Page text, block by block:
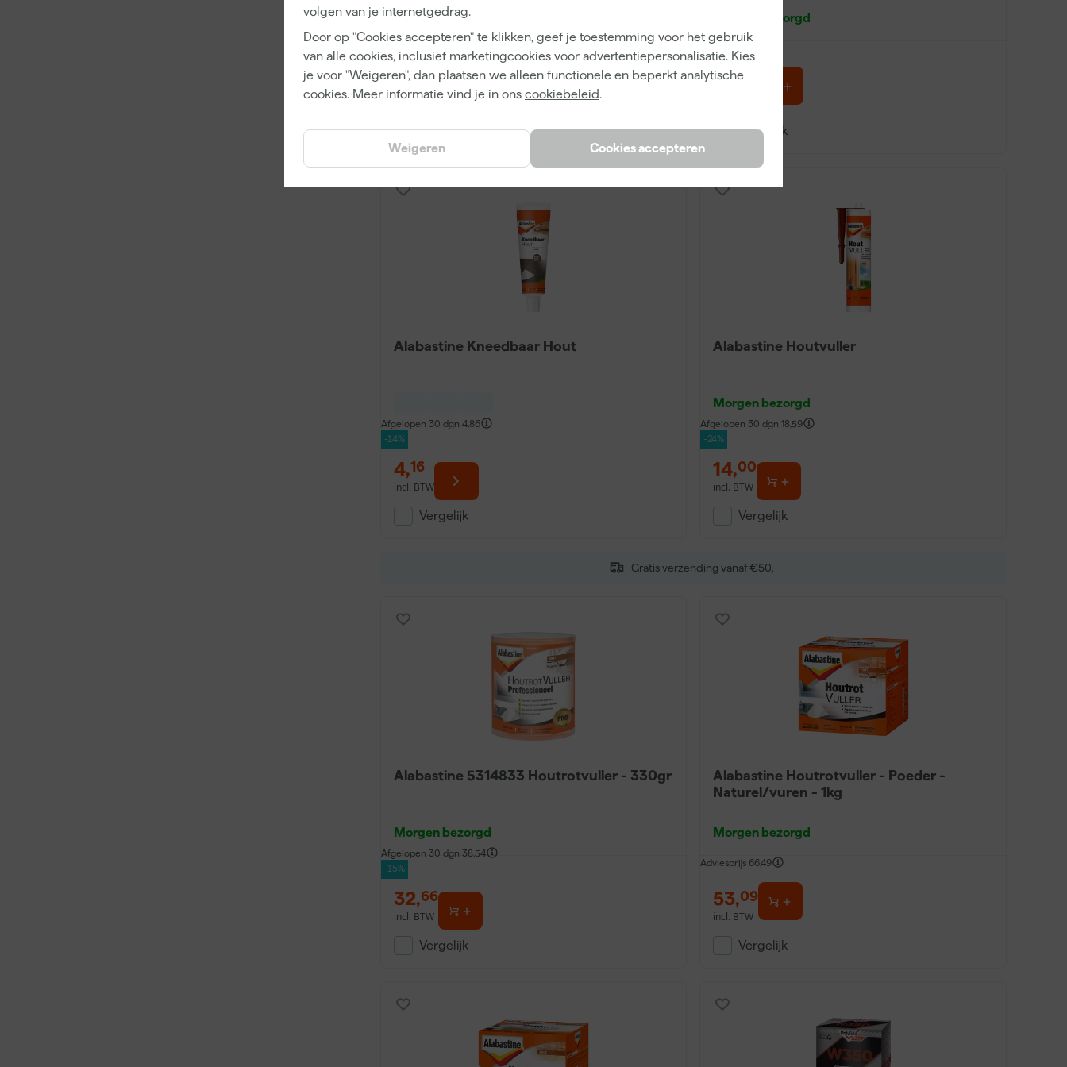
volgen van je internetgedrag.
Door op "Cookies accepteren" te klikken, geef je toestemming voor het gebruik
van alle cookies, inclusief marketingcookies voor advertentiepersonalisatie. Kies
je voor "Weigeren", dan plaatsen we alleen functionele en beperkt analytische
cookies. Meer informatie vind je in ons cookiebeleid.
Cookies accepteren
Weigeren
Gratis verzending vanaf €50,-
Morgen bezorgd
22,49
incl. BTW
Vergelijk
Morgen bezorgd
69,03
Vergelijk
Alabastine Kneedbaar Hout
Afgelopen 30 dgn 4,86
-14%
4,16
incl. BTW
Vergelijk
Alabastine Houtvuller
Morgen bezorgd
Afgelopen 30 dgn 18,59
-24%
14,00
incl. BTW
Vergelijk
Alabastine 5314833 Houtrotvuller - 330gr
Morgen bezorgd
Afgelopen 30 dgn 38,54
-15%
32,66
incl. BTW
Vergelijk
Alabastine Houtrotvuller - Poeder -
Naturel/vuren - 1kg
Morgen bezorgd
Adviesprijs 66,49
53,09
incl. BTW
Vergelijk